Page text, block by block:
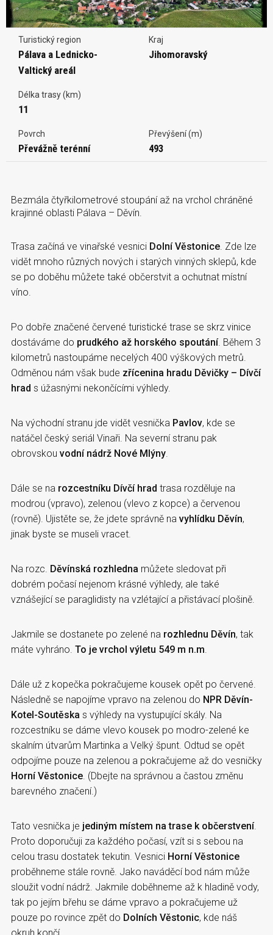
Turistický region
Pálava a Lednicko-
Valtický areál
Kraj
Jihomoravský
Délka trasy (km)
11
Povrch
Převážně terénní
Převýšení (m)
493
Bezmála čtyřkilometrové stoupání až na vrchol chráněné
krajinné oblasti Pálava – Děvín.
Trasa začíná ve vinařské vesnici Dolní Věstonice. Zde lze
vidět mnoho různých nových i starých vinných sklepů, kde
se po doběhu můžete také občerstvit a ochutnat místní
víno.
Po dobře značené červené turistické trase se skrz vinice
dostáváme do prudkého až horského spoutání. Během 3
kilometrů nastoupáme necelých 400 výškových metrů.
Odměnou nám však bude zřícenina hradu Děvičky – Dívčí
hrad s úžasnými nekončícími výhledy.
Na východní stranu jde vidět vesnička Pavlov, kde se
natáčel český seriál Vinaři. Na severní stranu pak
obrovskou vodní nádrž Nové Mlýny.
Dále se na rozcestníku Dívčí hrad trasa rozděluje na
modrou (vpravo), zelenou (vlevo z kopce) a červenou
(rovně). Ujistěte se, že jdete správně na vyhlídku Děvín,
jinak byste se museli vracet.
Na rozc. Děvínská rozhledna můžete sledovat při
dobrém počasí nejenom krásné výhledy, ale také
vznášející se paraglidisty na vzlétající a přistávací plošině.
Jakmile se dostanete po zelené na rozhlednu Děvín, tak
máte vyhráno. To je vrchol výletu 549 m n.m.
Dále už z kopečka pokračujeme kousek opět po červené.
Následně se napojíme vpravo na zelenou do NPR Děvín-
Kotel-Soutěska s výhledy na vystupující skály. Na
rozcestníku se dáme vlevo kousek po modro-zelené ke
skalním útvarům Martinka a Velký špunt. Odtud se opět
odpojíme pouze na zelenou a pokračujeme až do vesničky
Horní Věstonice. (Dbejte na správnou a častou změnu
barevného značení.)
Tato vesnička je jediným místem na trase k občerstvení.
Proto doporučuji za každého počasí, vzít si s sebou na
celou trasu dostatek tekutin. Vesnici Horní Věstonice
proběhneme stále rovně. Jako naváděcí bod nám může
sloužit vodní nádrž. Jakmile doběhneme až k hladině vody,
tak po jejím břehu se dáme vpravo a pokračujeme už
pouze po rovince zpět do Dolních Věstonic, kde náš